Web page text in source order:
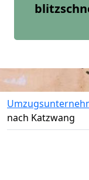
nach Katzwang